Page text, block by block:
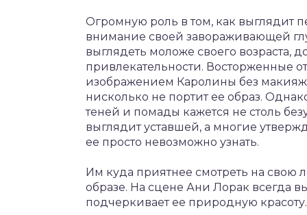
Огромную роль в том, как выглядит
внимание своей завораживающей
выглядеть моложе своего возраста,
привлекательности. Восторженные
изображением Каролины без
нисколько не портит ее образ.
теней и помады кажется не столь
выглядит уставшей, а многие
ее просто невозможно узнать.
Им куда приятнее смотреть на
образе. На сцене Ани Лорак всегда
подчеркивает ее природную красоту.